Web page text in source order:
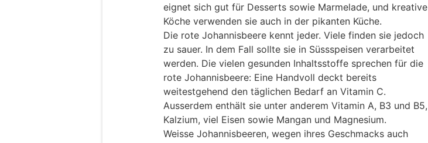
eignet sich gut für Desserts sowie Marmelade, und kreative
Köche verwenden sie auch in der pikanten Küche.
Die rote Johannisbeere kennt jeder. Viele finden sie jedoch
zu sauer. In dem Fall sollte sie in Süssspeisen verarbeitet
werden. Die vielen gesunden Inhaltsstoffe sprechen für die
rote Johannisbeere: Eine Handvoll deckt bereits
weitestgehend den täglichen Bedarf an Vitamin C.
Ausserdem enthält sie unter anderem Vitamin A, B3 und B5,
Kalzium, viel Eisen sowie Mangan und Magnesium.
Weisse Johannisbeeren, wegen ihres Geschmacks auch